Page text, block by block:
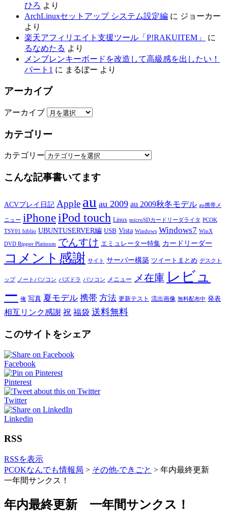
ひろ より
ArchLinuxセットアップ システム設定編 に ジョーカー
より
楽天アフィリエイト支援ツール「P!RAKUITEM」
に
るなめたる より
メンブレンキーボードを改造して高級感を出したい！
パート1 に まるぼー より
アーカイブ
アーカイブ
カテゴリー
カテゴリー
こんな記事書いてます
ACVプレイ日記 Apple au au 2009 au 2009秋冬モデル au携帯メ
ニュー iPhoneiPod touch Linux microSDカードリーダライタ PCOK
TSY01 biblio UBUNTUSERVER編 USB Vista Windows Windows7 WinX
DVD Ripper Platinum でんすけ エミュレーター特集 カードリーダー
コメント感謝 サイト サーバー構築 ツイートまとめ デスクト
ップ ノートパソコン パズドラ パソコン メニュー メ在庫 レビュ
ー 俺 写真 夏モデル 携帯 方法 更新テスト 流出画像 無料配布中 発表
相互リンク感謝 祝 福袋 送料無料
このサイトをシェア
Facebook
Pinterest
Twitter
Linkedin
RSS
RSSを表示
PCOKなんでも情報局 > その他-できごと > 年内最終更新
一年間サンクス！
年内最終更新 一年間サンクス！